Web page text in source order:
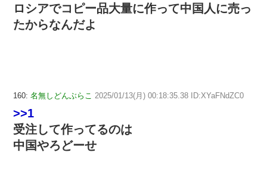
ロシアでコピー品大量に作って中国人に売っ
たからなんだよ
160: 名無しどんぶらこ 2025/01/13(月) 00:18:35.38 ID:XYaFNdZC0
>>1
受注して作ってるのは
中国やろどーせ